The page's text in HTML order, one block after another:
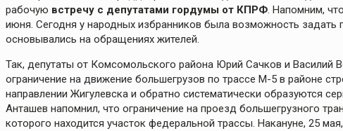
рабочую встречу с депутатами гордумы от КПРФ. Напомним,
июня. Сегодня у народных избранников была возможность задать
основывались на обращениях жителей.
Так, депутаты от Комсомольского района Юрий Сачков и Василий
ограничение на движение большегрузов по трассе М-5 в районе
направлении Жигулевска и обратно систематически образуются
Анташев напомнил, что ограничение на проезд большегрузного
которого находится участок федеральной трассы. Накануне, 25